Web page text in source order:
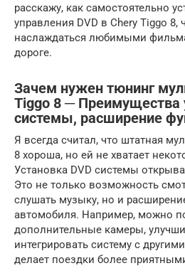
расскажу, как самостоятельно
управления DVD в Chery Tiggo
наслаждаться любимыми
дороге.
Зачем нужен тюнинг
Tiggo 8 ─ Преимущества
системы, расширение
Я всегда считал, что штатная
8 хороша, но ей не хватает
Установка DVD системы
Это не только возможность
слушать музыку, но и
автомобиля. Например, можно
дополнительные камеры,
интегрировать систему с
делает поездки более